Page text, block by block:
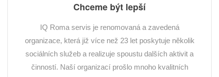
Chceme být lepší
IQ Roma servis je renomovaná a zavedená
organizace, která již více než 23 let poskytuje několik
sociálních služeb a realizuje spoustu dalších aktivit a
činností. Naší organizací prošlo mnoho kvalitních